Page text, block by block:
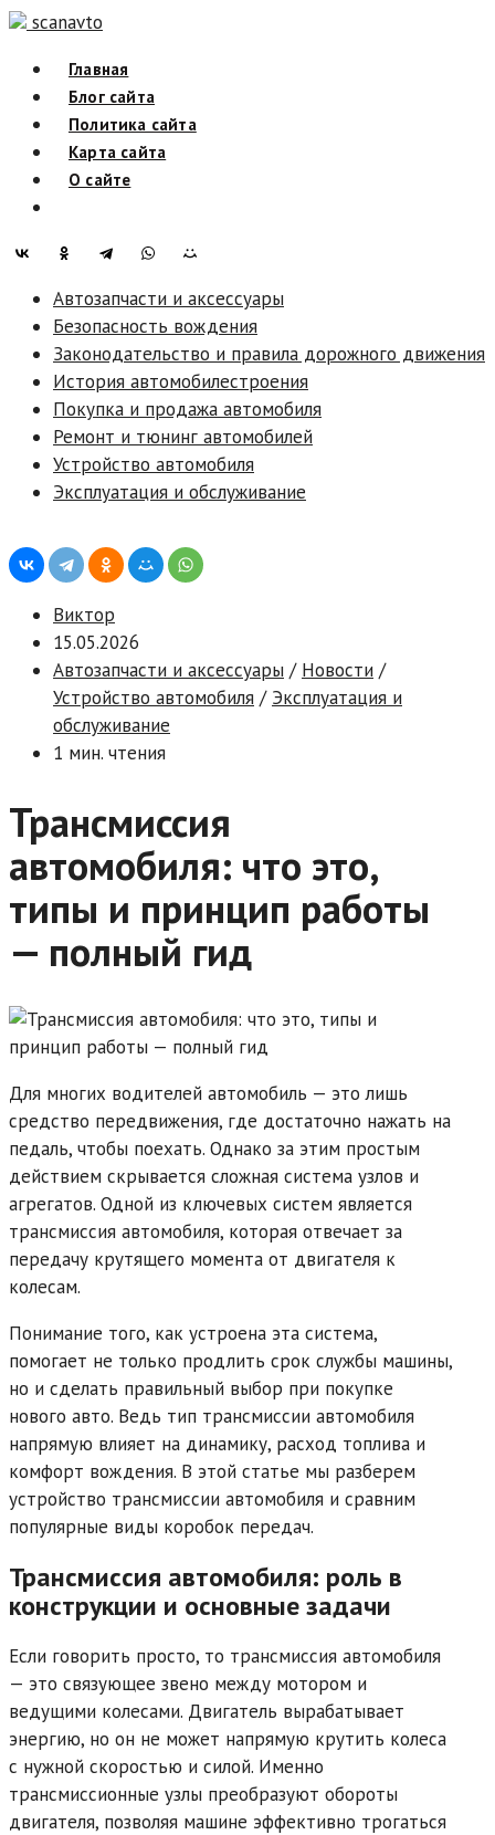
Skip
content
scanavto
Главная
Блог сайта
Политика сайта
Карта сайта
О сайте
Автозапчасти и аксессуары
Безопасность вождения
Законодательство и правила дорожного движения
История автомобилестроения
Покупка и продажа автомобиля
Ремонт и тюнинг автомобилей
Устройство автомобиля
Эксплуатация и обслуживание
Виктор
15.05.2026
Автозапчасти и аксессуары / Новости /
Устройство автомобиля / Эксплуатация и
обслуживание
1 мин. чтения
Трансмиссия
автомобиля: что это,
типы и принцип работы
— полный гид
Для многих водителей автомобиль — это лишь
средство передвижения, где достаточно нажать на
педаль, чтобы поехать. Однако за этим простым
действием скрывается сложная система узлов и
агрегатов. Одной из ключевых систем является
трансмиссия автомобиля, которая отвечает за
передачу крутящего момента от двигателя к
колесам.
Понимание того, как устроена эта система,
помогает не только продлить срок службы машины,
но и сделать правильный выбор при покупке
нового авто. Ведь тип трансмиссии автомобиля
напрямую влияет на динамику, расход топлива и
комфорт вождения. В этой статье мы разберем
устройство трансмиссии автомобиля и сравним
популярные виды коробок передач.
Трансмиссия автомобиля: роль в
конструкции и основные задачи
Если говорить просто, то трансмиссия автомобиля
— это связующее звено между мотором и
ведущими колесами. Двигатель вырабатывает
энергию, но он не может напрямую крутить колеса
с нужной скоростью и силой. Именно
трансмиссионные узлы преобразуют обороты
двигателя, позволяя машине эффективно трогаться